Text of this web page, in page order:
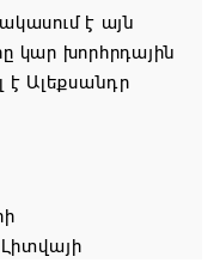
է այն
կար խորհրդային
է Ալեքսանդր